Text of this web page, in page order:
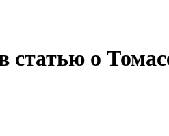
статью о